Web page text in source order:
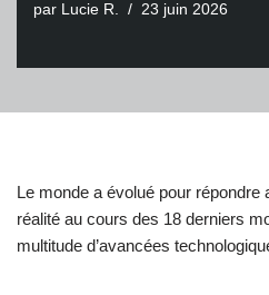
par Lucie R. 23 juin 2026
Le monde a évolué pour répondre
réalité au cours des 18 derniers
multitude d’avancées